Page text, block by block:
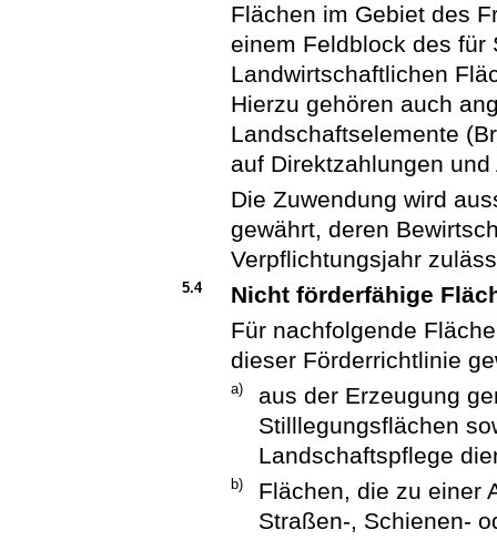
Flächen im Gebiet des
einem Feldblock des für
Landwirtschaftlichen
Hierzu gehören auch
Landschaftselemente
auf Direktzahlungen
Die Zuwendung wird
gewährt, deren
Verpflichtungsjahr
5.4
Nicht förderfähige
Für nachfolgende
dieser Förderrichtlinie
a)
aus der Erzeugung
Stilllegungsflächen
Landschaftspflege
b)
Flächen, die zu einer
Straßen-, Schienen-